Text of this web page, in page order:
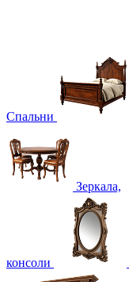
Спальни
Зеркала,
консоли